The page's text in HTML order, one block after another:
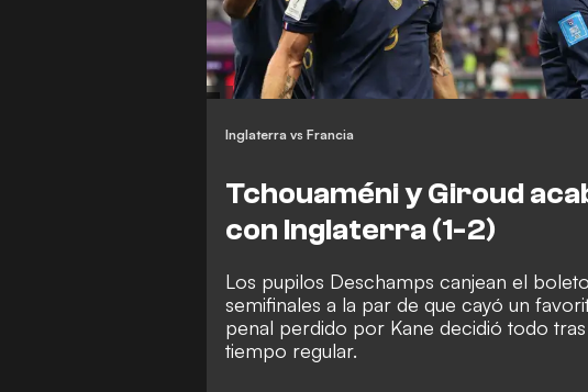
Inglaterra vs Francia
Tchouaméni y Giroud
con Inglaterra (1-2)
Los pupilos Deschamps canjean el
semifinales a la par de que cayó un
penal perdido por Kane decidió todo
tiempo regular.